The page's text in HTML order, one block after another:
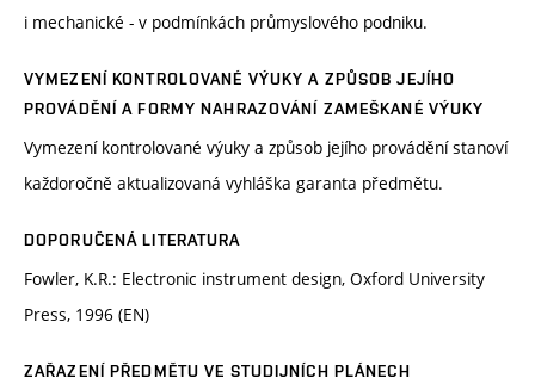
i mechanické - v podmínkách průmyslového podniku.
VYMEZENÍ KONTROLOVANÉ VÝUKY A ZPŮSOB JEJÍHO
PROVÁDĚNÍ A FORMY NAHRAZOVÁNÍ ZAMEŠKANÉ VÝUKY
Vymezení kontrolované výuky a způsob jejího provádění stanoví
každoročně aktualizovaná vyhláška garanta předmětu.
DOPORUČENÁ LITERATURA
Fowler, K.R.: Electronic instrument design, Oxford University
Press, 1996 (EN)
ZAŘAZENÍ PŘEDMĚTU VE STUDIJNÍCH PLÁNECH